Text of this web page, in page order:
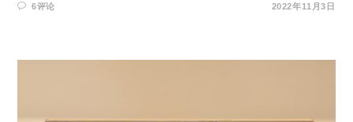
6评论 2022年11月3日